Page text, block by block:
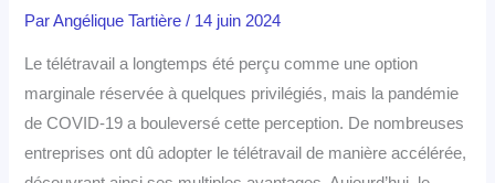
ParAngélique Tartière/ 14 juin 2024
Le télétravail a longtemps été perçu comme une option
marginale réservée à quelques privilégiés, mais la pandémie
de COVID-19 a bouleversé cette perception. De nombreuses
entreprises ont dû adopter le télétravail de manière accélérée,